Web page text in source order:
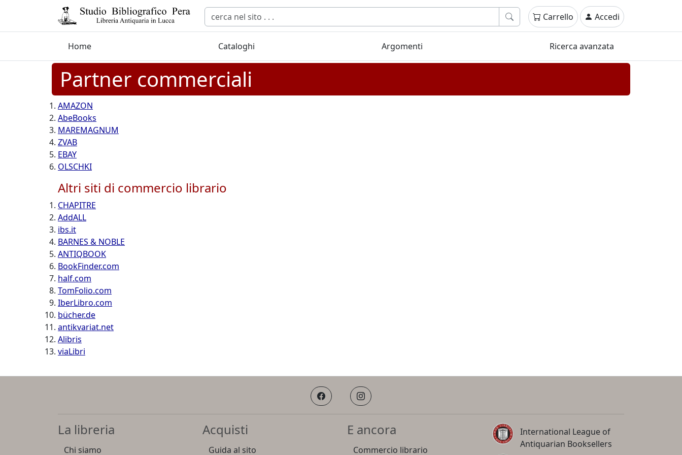
Carrello Accedi
Home Cataloghi Argomenti Ricerca avanzata
Partner commerciali
AMAZON
AbeBooks
MAREMAGNUM
ZVAB
EBAY
OLSCHKI
Altri siti di commercio librario
CHAPITRE
AddALL
ibs.it
BARNES & NOBLE
ANTIQBOOK
BookFinder.com
half.com
TomFolio.com
IberLibro.com
bücher.de
antikvariat.net
Alibris
viaLibri
La libreria
Chi siamo
Acquisti
Guida al sito
E ancora
Commercio librario
International League of
Antiquarian Booksellers